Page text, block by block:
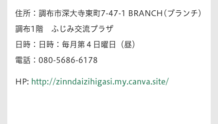
住所：調布市深大寺東町7-47-1 BRANCH(ブランチ)
調布1階 ふじみ交流プラザ
日時：日時：毎月第４日曜日（昼）
電話：080-5686-6178
HP: http://zinndaizihigasi.my.canva.site/